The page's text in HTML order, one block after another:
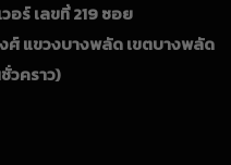
อร์ เลขที่ 219 ซอย
แขวงบางพลัด เขตบางพลัด
วคราว)